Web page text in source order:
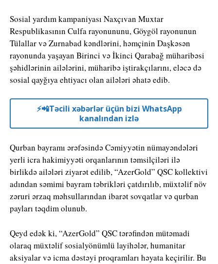
Sosial yardım kampaniyası Naxçıvan Muxtar
Respublikasının Culfa rayonununu, Göygöl rayonunun
Tülallar və Zurnabad kəndlərini, həmçinin Daşkəsən
rayonunda yaşayan Birinci və İkinci Qarabağ müharibəsi
şəhidlərinin ailələrini, müharibə iştirakçılarını, eləcə də
sosial qayğıya ehtiyacı olan ailələri əhatə edib.
⚡️📲Təcili xəbərlər üçün bizi WhatsApp
kanalından izlə
Qurban bayramı ərəfəsində Cəmiyyətin nümayəndələri
yerli icra hakimiyyəti orqanlarının təmsilçiləri ilə
birlikdə ailələri ziyarət edilib, “AzerGold” QSC kollektivi
adından səmimi bayram təbrikləri çatdırılıb, müxtəlif növ
zəruri ərzaq məhsullarından ibarət sovqatlar və qurban
payları təqdim olunub.
Qeyd edək ki, “AzerGold” QSC tərəfindən mütəmadi
olaraq müxtəlif sosialyönümlü layihələr, humanitar
aksiyalar və icma dəstəyi proqramları həyata keçirilir. Bu